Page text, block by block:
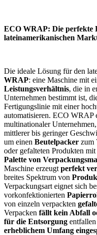
ECO WRAP: Die perfekte
lateinamerikanischen
Die ideale Lösung für den
WRAP: eine Maschine mit
Leistungsverhältnis, die in
Unternehmen bestimmt ist,
Fertigungslinie mit einer
automatisieren. ECO WRAP
multinationaler
mittlerer bis geringer
um einen Beutelpacker zum
oder gefalteten Produkten
Palette von
Maschine erzeugt perfekt
breites Spektrum von
Verpackungsart eignet sich
vorkonfektionierten
von einzeln verpackten
Verpacken fällt kein Abfall
für die Entsorgung
erheblichem Umfang